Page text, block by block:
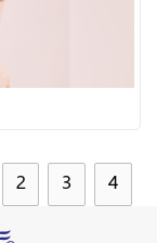
2 3 4